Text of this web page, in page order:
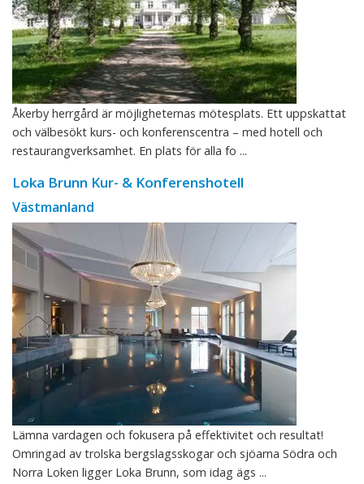
Åkerby herrgård är möjligheternas mötesplats. Ett uppskattat
och välbesökt kurs- och konferenscentra – med hotell och
restaurangverksamhet. En plats för alla fo ...
Loka Brunn Kur- & Konferenshotell
Västmanland
Lämna vardagen och fokusera på effektivitet och resultat!
Omringad av trolska bergslagsskogar och sjöarna Södra och
Norra Loken ligger Loka Brunn, som idag ägs ...